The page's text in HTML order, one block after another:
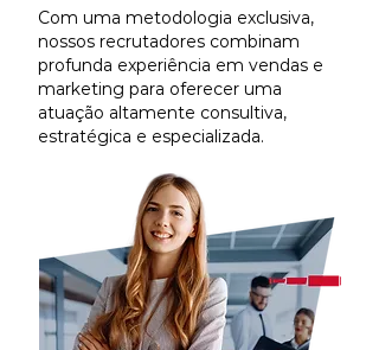
Com uma metodologia exclusiva,
nossos recrutadores combinam
profunda experiência em vendas e
marketing para oferecer uma
atuação altamente consultiva,
estratégica e especializada.